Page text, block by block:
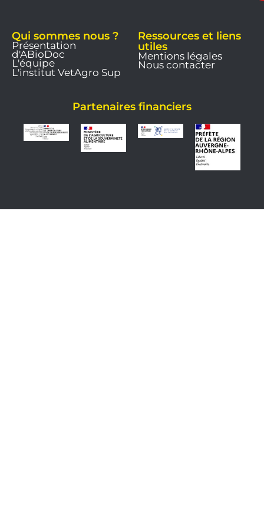
Qui sommes nous ?
Présentation
d'ABioDoc
L'équipe
L'institut VetAgro Sup
Ressources et liens
utiles
Mentions légales
Nous contacter
Partenaires financiers